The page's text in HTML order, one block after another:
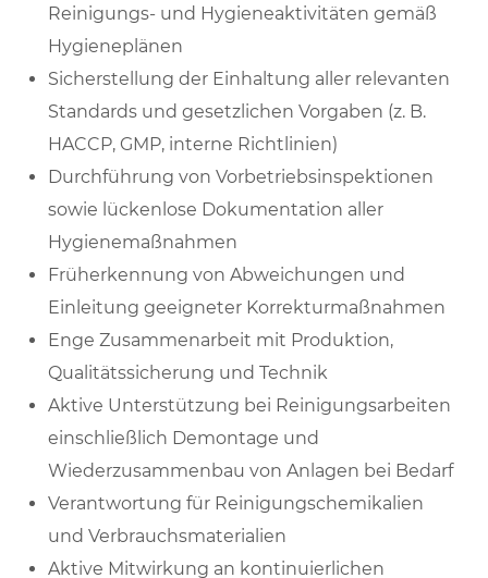
Reinigungs- und Hygieneaktivitäten gemäß
Hygieneplänen
Sicherstellung der Einhaltung aller relevanten
Standards und gesetzlichen Vorgaben (z. B.
HACCP, GMP, interne Richtlinien)
Durchführung von Vorbetriebsinspektionen
sowie lückenlose Dokumentation aller
Hygienemaßnahmen
Früherkennung von Abweichungen und
Einleitung geeigneter Korrekturmaßnahmen
Enge Zusammenarbeit mit Produktion,
Qualitätssicherung und Technik
Aktive Unterstützung bei Reinigungsarbeiten
einschließlich Demontage und
Wiederzusammenbau von Anlagen bei Bedarf
Verantwortung für Reinigungschemikalien
und Verbrauchsmaterialien
Aktive Mitwirkung an kontinuierlichen